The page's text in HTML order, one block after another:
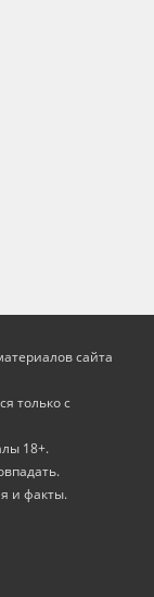
сайта
только с
18+.
и факты.